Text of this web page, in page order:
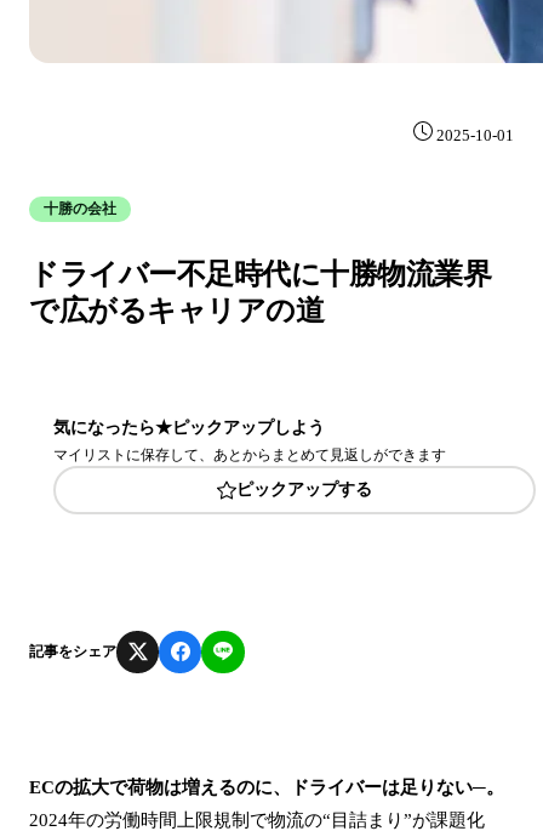
2025-10-01
十勝の会社
ドライバー不足時代に十勝物流業界
で広がるキャリアの道
気になったら★ピックアップしよう
マイリストに保存して、あとからまとめて見返しができます
ピックアップする
記事をシェア
ECの拡大で荷物は増えるのに、ドライバーは足りない─。
2024年の労働時間上限規制で物流の“目詰まり”が課題化